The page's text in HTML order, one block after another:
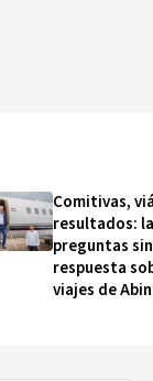
Comitivas,
resultados:
preguntas sin
respuesta
viajes de